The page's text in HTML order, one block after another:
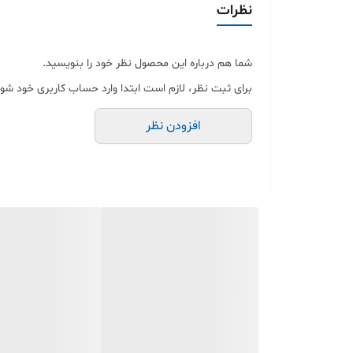
میشه برا ادرس استفاده کرد )
نظرات
شما هم درباره این محصول نظر خود را بنویسید.
برای ثبت نظر، لازم است ابتدا وارد حساب کاربری خود
افزودن نظر